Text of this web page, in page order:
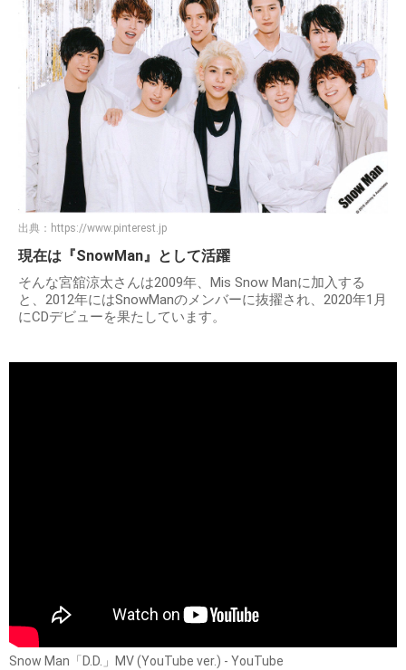
出典： https://www.pinterest.jp
現在は『SnowMan』として活躍
そんな宮舘涼太さんは2009年、Mis Snow Manに加入する
と、2012年にはSnowManのメンバーに抜擢され、2020年1月
にCDデビューを果たしています。
Snow Man「D.D.」MV (YouTube ver.) - YouTube